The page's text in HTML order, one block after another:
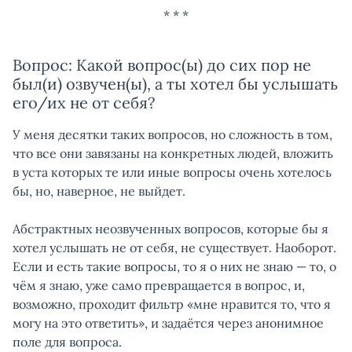
Вопрос: Какой вопрос(ы) до сих пор не
был(и) озвучен(ы), а ты хотел бы услышать
его/их не от себя?
У меня десятки таких вопросов, но сложность в том,
что все они завязаны на конкретных людей, вложить
в уста которых те или иные вопросы очень хотелось
бы, но, наверное, не выйдет.
Абстрактных неозвученных вопросов, которые бы я
хотел услышать не от себя, не существует. Наоборот.
Если и есть такие вопросы, то я о них не знаю — то, о
чём я знаю, уже само превращается в вопрос, и,
возможно, проходит фильтр «мне нравится то, что я
могу на это ответить», и задаётся через анонимное
поле для вопроса.